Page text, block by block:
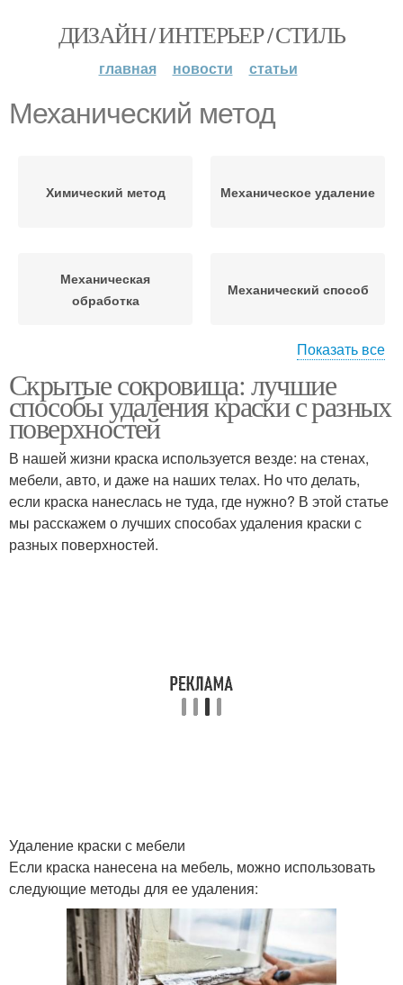
ДИЗАЙН / ИНТЕРЬЕР / СТИЛЬ
главная новости статьи
Механический метод
Химический метод Механическое удаление
Механическая
обработка
Механический способ
Эффективные методы Методы для удаления
Механическая очистка
Механическое
воздействие
Механические способы
Показать все
Скрытые сокровища: лучшие
способы удаления краски с разных
поверхностей
В нашей жизни краска используется везде: на стенах,
мебели, авто, и даже на наших телах. Но что делать,
если краска нанеслась не туда, где нужно? В этой статье
мы расскажем о лучших способах удаления краски с
разных поверхностей.
Удаление краски с мебели
Если краска нанесена на мебель, можно использовать
следующие методы для ее удаления: